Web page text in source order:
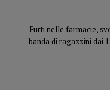
Furti nelle farmacie,
banda di ragazzini dai